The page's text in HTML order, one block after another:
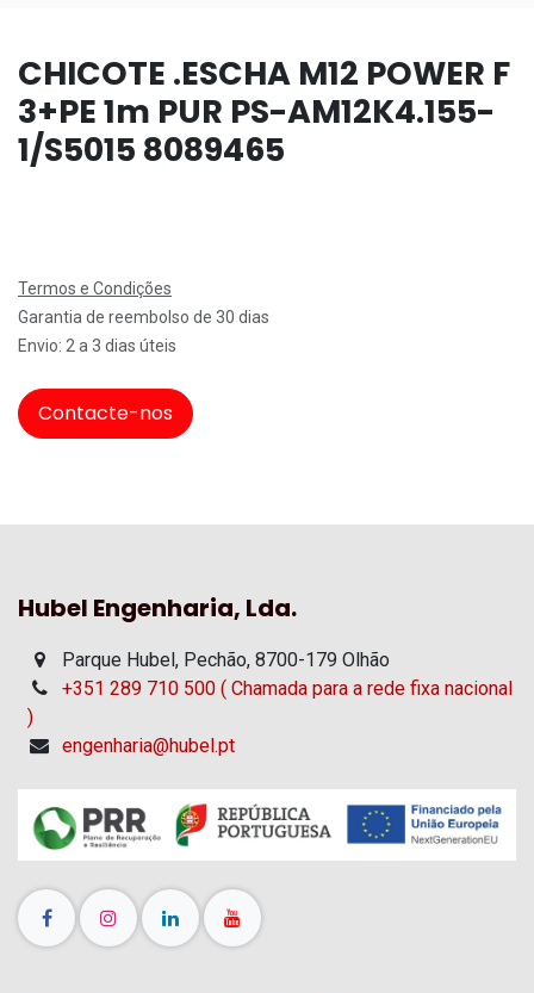
CHICOTE .ESCHA M12 POWER F
3+PE 1m PUR PS-AM12K4.155-
1/S5015 8089465
Termos e Condições
Garantia de reembolso de 30 dias
Envio: 2 a 3 dias úteis
Contacte-nos
Hubel Engenharia, Lda.
Parque Hubel, Pechão, 8700-179 Olhão
+351 289 710 500 ( Chamada para a rede fixa nacional
)
engenharia@hubel.pt